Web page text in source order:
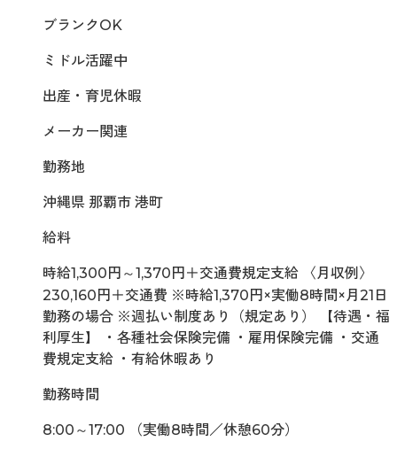
ブランクOK
ミドル活躍中
出産・育児休暇
メーカー関連
勤務地
沖縄県 那覇市 港町
給料
時給1,300円～1,370円＋交通費規定支給 〈月収例〉
230,160円＋交通費 ※時給1,370円×実働8時間×月21日
勤務の場合 ※週払い制度あり（規定あり） 【待遇・福
利厚生】 ・各種社会保険完備 ・雇用保険完備 ・交通
費規定支給 ・有給休暇あり
勤務時間
8:00～17:00 （実働8時間／休憩60分）